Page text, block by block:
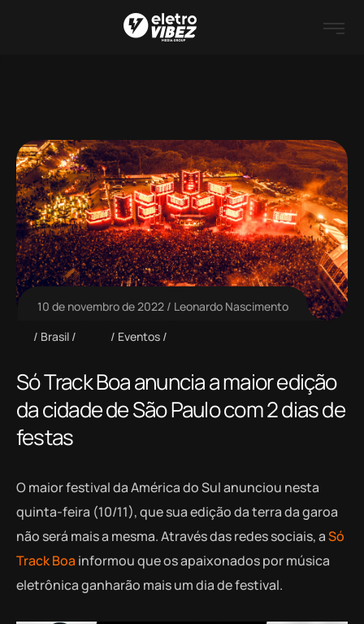
10 de novembro de 2022
Leonardo Nascimento
Brasil
Eventos
Só Track Boa anuncia a maior edição
da cidade de São Paulo com 2 dias de
festas
O maior festival da América do Sul anunciou nesta
quinta-feira (10/11), que sua edição da terra da garoa
não será mais a mesma. Através das redes sociais, aSó
Track Boa informou que os apaixonados por música
eletrônica ganharão mais um dia de festival.